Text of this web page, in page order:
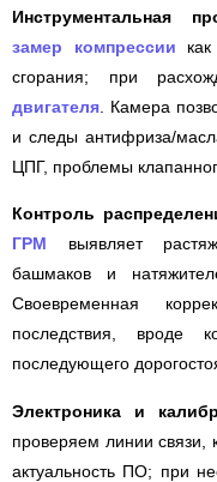
Инструментальная
замер компрессии
сгорания; при
двигателя . Камера
и следы антифриза/
ЦПГ, проблемы
Контроль
ГРМ выявляет
башмаков и
Своевременная
последствия, вроде
последующего
Электроника и
проверяем линии связи,
актуальность ПО; при